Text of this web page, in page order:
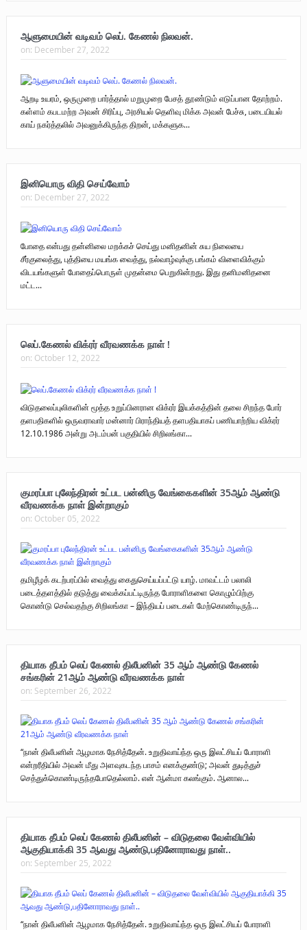
வணக்க நிகழ்வும் ‘விடுதலைச் சிற்பி’ நூல் மற்றும் ‘ஜவான் – திடம் குன்றா
தீக்குரல்’ இசைப்பேழை வெளியீடும்.
உரிமைப் போராட்டம் _
நாடாளுமன்ற உறுப்பினர் இராமநாதன் அர்ச்சுனா அவர்களுக்கு நிலவனின்
ஆளுமையின் வடிவம் லெப். கேணல் நிலவன்.
on: December 27, 2022
ஆறடி உயரம், ஒருமுறை பார்த்தால் மறுமுறை பேசத் தூண்டும் எடுப்பான தோற்றம்.
கள்ளம் கபடமற்ற அவன் சிரிப்பு, அரசியல் தெளிவு மிக்க அவன் பேச்சு, படையியல்
காய் நகர்த்தலில் அவனுக்கிருந்த திறன், மக்களுக...
இனியொரு விதி செய்வோம்
on: December 27, 2022
போதை என்பது தன்னிலை மறக்கச் செய்து மனிதனின் சுய நிலையை
சீர்குலைத்து, புத்தியை மயங்க வைத்து, நல்வாழ்வுக்கு பங்கம் விளைவிக்கும்
விடயங்களுள் போதைப்பொருள் முதன்மை பெறுகின்றது. இது தனிமனிதனை
மட்ட...
லெப்.கேணல் விக்ரர் வீரவணக்க நாள் !
on: October 12, 2022
விடுதலைப்புலிகளின் மூத்த உறுப்பினரான விக்ரர் இயக்கத்தின் தலை சிறந்த போர்
தளபதிகளில் ஒருவராவார் மன்னார் பிராந்தியத் தளபதியாகப் பணியாற்றிய விக்ரர்
12.10.1986 அன்று அடம்பன் பகுதியில் சிறிலங்கா...
குமரப்பா புலேந்திரன் உட்பட பன்னிரு வேங்கைகளின் 35ஆம் ஆண்டு
வீரவணக்க நாள் இன்றாகும்
on: October 05, 2022
தமிழீழக் கடற்பரப்பில் வைத்து கைதுசெய்யப்பட்டு யாழ். மாவட்டம் பலாலி
படைத்தளத்தில் தடுத்து வைக்கப்பட்டிருந்த போராளிகளை கொழும்பிற்கு
கொண்டு செல்வதற்கு சிறிலங்கா – இந்தியப் படைகள் மேற்கொண்டிருந்...
தியாக தீபம் லெப் கேணல் திலீபனின் 35 ஆம் ஆண்டு கேணல்
சங்கரின் 21ஆம் ஆண்டு வீரவணக்க நாள்
on: September 26, 2022
“நான் திலீபனின் ஆழமாக நேசித்தேன். உறுதிவாய்ந்த ஒரு இலட்சியப் போராளி
என்றரீதியில் அவன் மீது அளவுகடந்த பாசம் எனக்குண்டு; அவன் துடித்துச்
செத்துக்கொண்டிருந்தபோதெல்லாம். என் ஆன்மா கலங்கும். ஆனால...
தியாக தீபம் லெப் கேணல் திலீபனின் – விடுதலை வேள்வியில்
ஆகுதியாக்கி 35 ஆவது ஆண்டு,பதினோராவது நாள்..
on: September 25, 2022
“நான் திலீபனின் ஆழமாக நேசித்தேன். உறுதிவாய்ந்த ஒரு இலட்சியப் போராளி